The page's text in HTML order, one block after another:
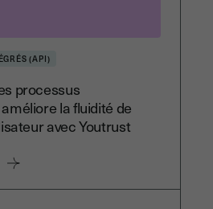
(API)
processus
la fluidité de
avec Youtrust